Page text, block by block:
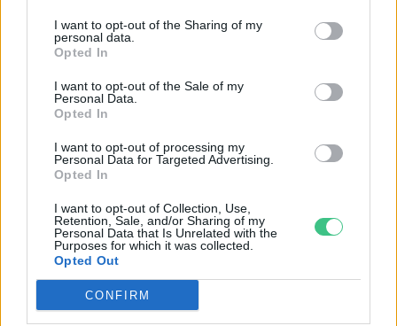
I want to opt-out of the Sharing of my
personal data.
Opted In
I want to opt-out of the Sale of my
Personal Data.
Opted In
I want to opt-out of processing my
Personal Data for Targeted Advertising.
Opted In
I want to opt-out of Collection, Use,
Retention, Sale, and/or Sharing of my
Personal Data that Is Unrelated with the
Purposes for which it was collected.
Opted Out
CONFIRM
7 + 1 csomagoláscsökkentő tipp a
Szentgyörgyi Anna
Rengeteg az illegálisan lerakott
hulladék a Mecsekben
Greendex Szemle
Begyűjtötte és újrahasznosítja a